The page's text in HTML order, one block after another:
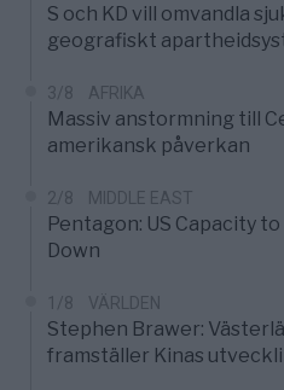
S och KD vill omvandla
geografiskt
3/8 AFRIKA
Massiv anstormning till
amerikansk påverkan
2/8 MIDDLE EAST
Pentagon: US Capacity
Down
1/8 VÄRLDEN
Stephen Brawer:
framställer Kinas